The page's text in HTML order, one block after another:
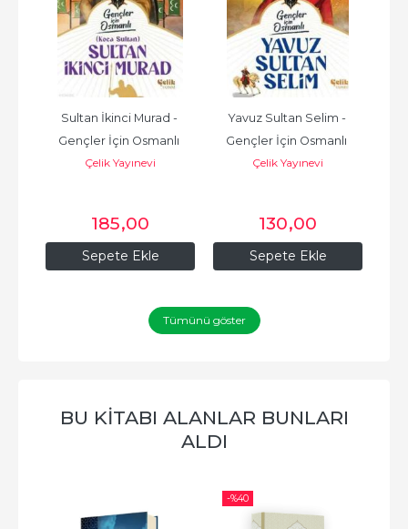
Sepete Ekle
Sultan İkinci Murad -
Gençler İçin Osmanlı
(Harp Tarihi)
Çelik Yayınevi
185,00
Sepete Ekle
Yavuz Sultan Selim -
Gençler İçin Osmanlı
(Harp Tarihi)
Çelik Yayınevi
130,00
Tümünü göster
BU KITABI ALANLAR BUNLARI
ALDI
-%40